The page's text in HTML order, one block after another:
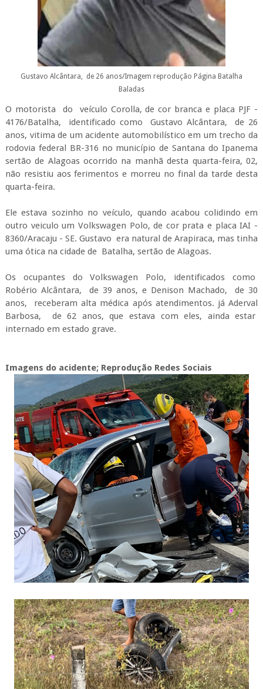
Gustavo Alcântara, de 26 anos/Imagem reprodução Página Batalha
Baladas
O motorista do veículo Corolla, de cor branca e placa PJF -
4176/Batalha, identificado como Gustavo Alcântara, de 26
anos, vitima de um acidente automobilístico em um trecho da
rodovia federal BR-316 no município de Santana do Ipanema
sertão de Alagoas ocorrido na manhã desta quarta-feira, 02,
não resistiu aos ferimentos e morreu no final da tarde desta
quarta-feira.
Ele estava sozinho no veículo, quando acabou colidindo em
outro veiculo um Volkswagen Polo, de cor prata e placa IAI -
8360/Aracaju - SE. Gustavo era natural de Arapiraca, mas tinha
uma ótica na cidade de Batalha, sertão de Alagoas.
Os ocupantes do Volkswagen Polo, identificados como
Robério Alcântara, de 39 anos, e Denison Machado, de 30
anos, receberam alta médica após atendimentos. já Aderval
Barbosa, de 62 anos, que estava com eles, ainda estar
internado em estado grave.
Imagens do acidente; Reprodução Redes Sociais